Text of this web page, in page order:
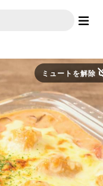
ミュートを解除